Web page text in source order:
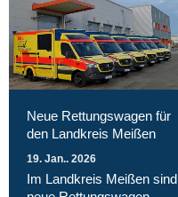
Neue Rettungswagen für
den Landkreis Meißen
19. Jan.. 2026
Im Landkreis Meißen sind